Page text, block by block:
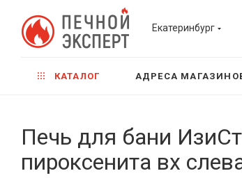
Екатеринбург
КАТАЛОГ АДРЕСА
Печь для бани
пироксенита вх